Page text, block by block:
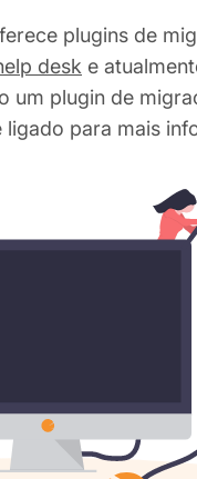
plugins de
desk e
um plugin de
ligado para mais